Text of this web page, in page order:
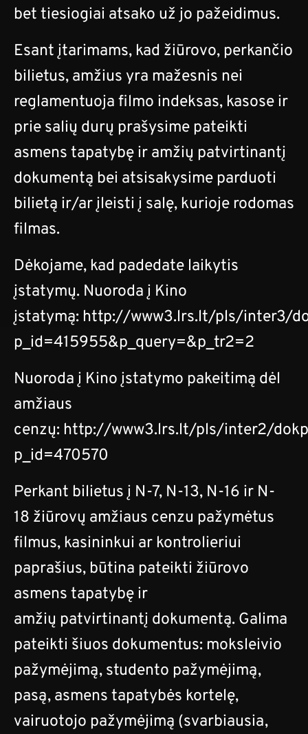
bet tiesiogiai atsako už jo pažeidimus.
Esant įtarimams, kad žiūrovo, perkančio
bilietus, amžius yra mažesnis nei
reglamentuoja filmo indeksas, kasose ir
prie salių durų prašysime pateikti
asmens tapatybę ir amžių patvirtinantį
dokumentą bei atsisakysime parduoti
bilietą ir/ar įleisti į salę, kurioje rodomas
filmas.
Dėkojame, kad padedate laikytis
įstatymų. Nuoroda į Kino
įstatymą: http://www3.lrs.lt/pls/inter3/
p_id=415955&p_query=&p_tr2=2
Nuoroda į Kino įstatymo pakeitimą dėl
amžiaus
cenzų: http://www3.lrs.lt/pls/inter2/
p_id=470570
Perkant bilietus į N-7, N-13, N-16 ir N-
18 žiūrovų amžiaus cenzu pažymėtus
filmus, kasininkui ar kontrolieriui
paprašius, būtina pateikti žiūrovo
asmens tapatybę ir
amžių patvirtinantį dokumentą. Galima
pateikti šiuos dokumentus: moksleivio
pažymėjimą, studento pažymėjimą,
pasą, asmens tapatybės kortelę,
vairuotojo pažymėjimą (svarbiausia,